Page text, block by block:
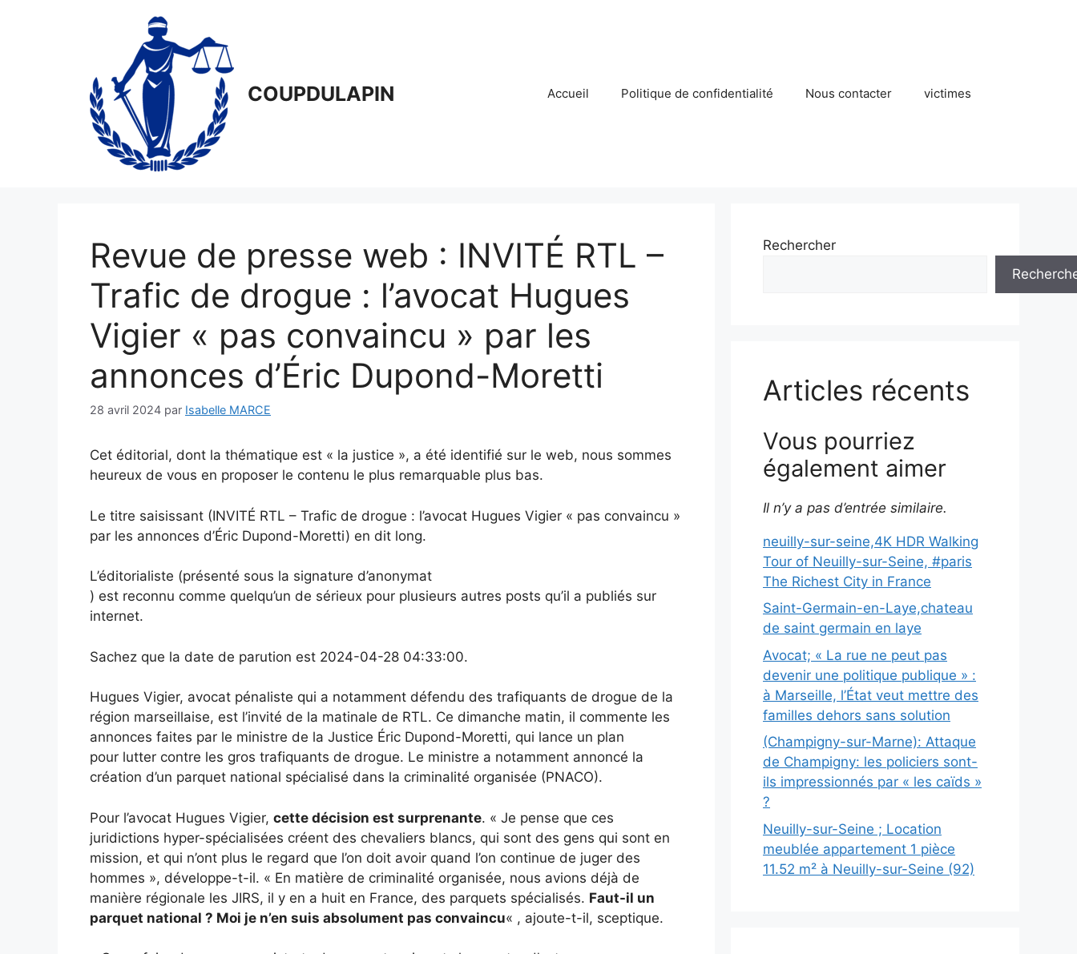
COUPDULAPIN Accueil Politique de confidentialité Nous contacter victimes
Revue de presse web : INVITÉ RTL –
Trafic de drogue : l’avocat Hugues
Vigier « pas convaincu » par les
annonces d’Éric Dupond-Moretti
28 avril 2024 par Isabelle MARCE
Cet éditorial, dont la thématique est « la justice », a été identifié sur le web, nous sommes
heureux de vous en proposer le contenu le plus remarquable plus bas.
Le titre saisissant (INVITÉ RTL – Trafic de drogue : l’avocat Hugues Vigier « pas convaincu »
par les annonces d’Éric Dupond-Moretti) en dit long.
L’éditorialiste (présenté sous la signature d’anonymat
) est reconnu comme quelqu’un de sérieux pour plusieurs autres posts qu’il a publiés sur
internet.
Sachez que la date de parution est 2024-04-28 04:33:00.
Hugues Vigier, avocat pénaliste qui a notamment défendu des trafiquants de drogue de la
région marseillaise, est l’invité de la matinale de RTL. Ce dimanche matin, il commente les
annonces faites par le ministre de la Justice Éric Dupond-Moretti, qui lance un plan
pour lutter contre les gros trafiquants de drogue. Le ministre a notamment annoncé la
création d’un parquet national spécialisé dans la criminalité organisée (PNACO).
Pour l’avocat Hugues Vigier, cette décision est surprenante. « Je pense que ces
juridictions hyper-spécialisées créent des chevaliers blancs, qui sont des gens qui sont en
mission, et qui n’ont plus le regard que l’on doit avoir quand l’on continue de juger des
hommes », développe-t-il. « En matière de criminalité organisée, nous avions déjà de
manière régionale les JIRS, il y en a huit en France, des parquets spécialisés. Faut-il un
parquet national ? Moi je n’en suis absolument pas convaincu« , ajoute-t-il, sceptique.
Rechercher
Articles récents
Vous pourriez
également aimer
Il n’y a pas d’entrée similaire.
neuilly-sur-seine,4K HDR Walking
Tour of Neuilly-sur-Seine, #paris
The Richest City in France
Saint-Germain-en-Laye,chateau
de saint germain en laye
Avocat; « La rue ne peut pas
devenir une politique publique » :
à Marseille, l’État veut mettre des
familles dehors sans solution
(Champigny-sur-Marne): Attaque
de Champigny: les policiers sont-
ils impressionnés par « les caïds »
?
Neuilly-sur-Seine ; Location
meublée appartement 1 pièce
11.52 m² à Neuilly-sur-Seine (92)